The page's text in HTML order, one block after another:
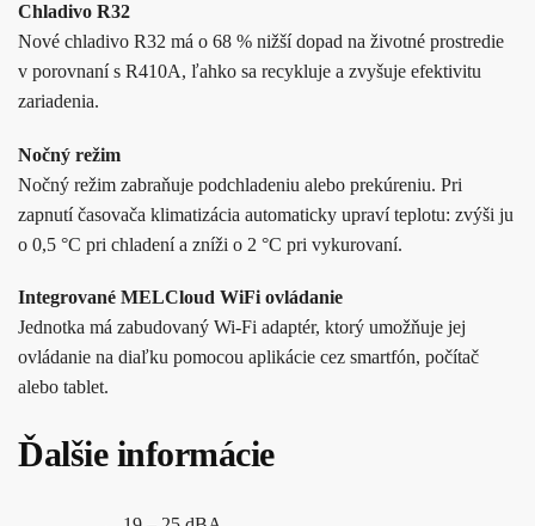
Chladivo R32
Nové chladivo R32 má o 68 % nižší dopad na životné prostredie
v porovnaní s R410A, ľahko sa recykluje a zvyšuje efektivitu
zariadenia.
Nočný režim
Nočný režim zabraňuje podchladeniu alebo prekúreniu. Pri
zapnutí časovača klimatizácia automaticky upraví teplotu: zvýši ju
o 0,5 °C pri chladení a zníži o 2 °C pri vykurovaní.
Integrované MELCloud WiFi ovládanie
Jednotka má zabudovaný Wi-Fi adaptér, ktorý umožňuje jej
ovládanie na diaľku pomocou aplikácie cez smartfón, počítač
alebo tablet.
Ďalšie informácie